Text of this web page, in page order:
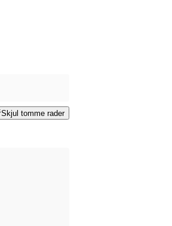
Skjul tomme rader